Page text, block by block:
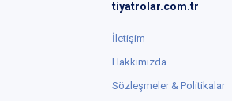
tiyatrolar.com.tr
İletişim
Hakkımızda
Sözleşmeler & Politikalar